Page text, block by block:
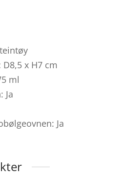
x H7 cm
ml
Ja
Ja